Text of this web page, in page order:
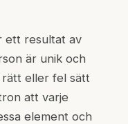
ett resultat av
är unik och
rätt eller fel sätt
att varje
element och